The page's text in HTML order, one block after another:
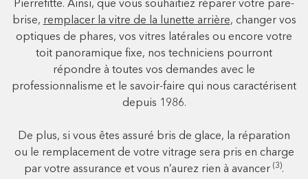
Pierrefitte. Ainsi, que vous souhaitiez réparer votre pare-
brise, remplacer la vitre de la lunette arrière, changer vos
optiques de phares, vos vitres latérales ou encore votre
toit panoramique fixe, nos techniciens pourront
répondre à toutes vos demandes avec le
professionnalisme et le savoir-faire qui nous caractérisent
depuis 1986.
De plus, si vous êtes assuré bris de glace, la réparation
ou le remplacement de votre vitrage sera pris en charge
par votre assurance et vous n’aurez rien à avancer (3).